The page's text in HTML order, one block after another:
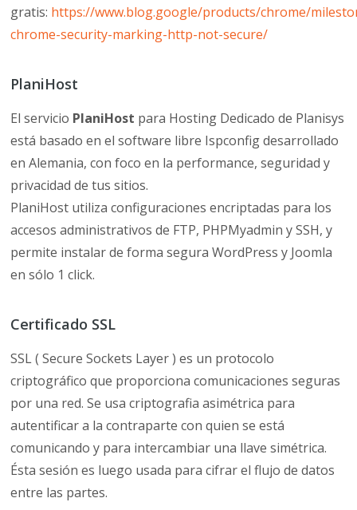
gratis: https://www.blog.google/products/chrome/
chrome-security-marking-http-not-secure/
PlaniHost
El servicio PlaniHost para Hosting Dedicado de Planisys
está basado en el software libre Ispconfigdesarrollado
enAlemania, con foco en la performance, seguridad y
privacidad de tus sitios.
PlaniHost utiliza configuraciones encriptadas para los
accesos administrativos de FTP, PHPMyadmin y SSH, y
permite instalar de forma seguraWordPress y Joomla
en sólo 1 click.
Certificado SSL
SSL ( Secure Sockets Layer ) es un protocolo
criptográfico que proporciona comunicaciones seguras
por una red. Se usa criptografia asimétrica para
autentificar a la contraparte con quien se está
comunicando y para intercambiar una llave simétrica.
Ésta sesión es luego usada para cifrar el flujo de datos
entre las partes.